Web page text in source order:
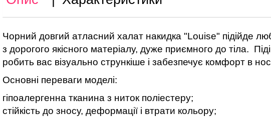
Чорний довгий атласний халат накидка "Louise" підійде
з дорогого якісного матеріалу, дуже приємного до тіла.
робить вас візуально стрункіше і забезпечує комфорт в
Основні переваги моделі:
гіпоалергенна тканина з ниток поліестеру;
стійкість до зносу, деформації і втрати кольору;